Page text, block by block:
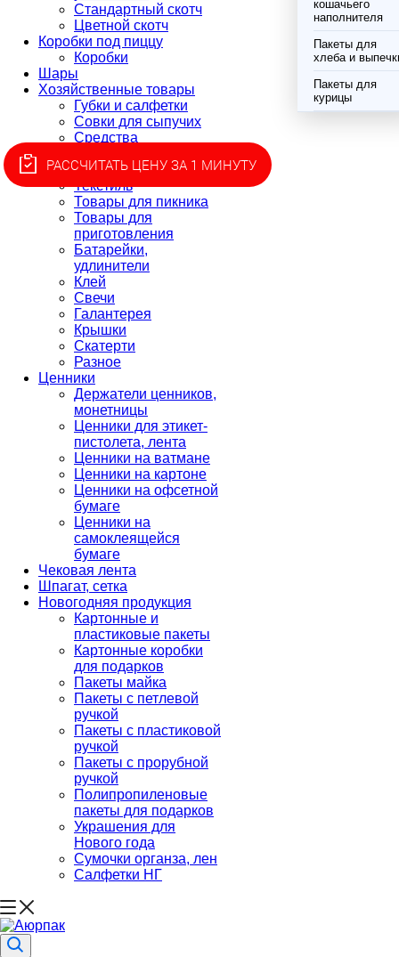
Стандартный скотч
Цветной скотч
Коробки под пиццу
Коробки
Шары
Хозяйственные товары
Губки и салфетки
Совки для сыпучих
Средства
защиты
Текстиль
Товары для пикника
Товары для
приготовления
Батарейки,
удлинители
Клей
Свечи
Галантерея
Крышки
Скатерти
Разное
Ценники
Держатели ценников,
монетницы
Ценники для этикет-
пистолета, лента
Ценники на ватмане
Ценники на картоне
Ценники на офсетной
бумаге
Ценники на
самоклеящейся
бумаге
Чековая лента
Шпагат, сетка
Новогодняя продукция
Картонные и
пластиковые пакеты
Картонные коробки
для подарков
Пакеты майка
Пакеты с петлевой
ручкой
Пакеты с пластиковой
ручкой
Пакеты с прорубной
ручкой
Полипропиленовые
пакеты для подарков
Украшения для
Нового года
Сумочки органза, лен
Салфетки НГ
кошачьего
наполнителя
Пакеты для
хлеба и
Пакеты для
курицы
РАССЧИТАТЬ ЦЕНУ ЗА 1 МИНУТУ